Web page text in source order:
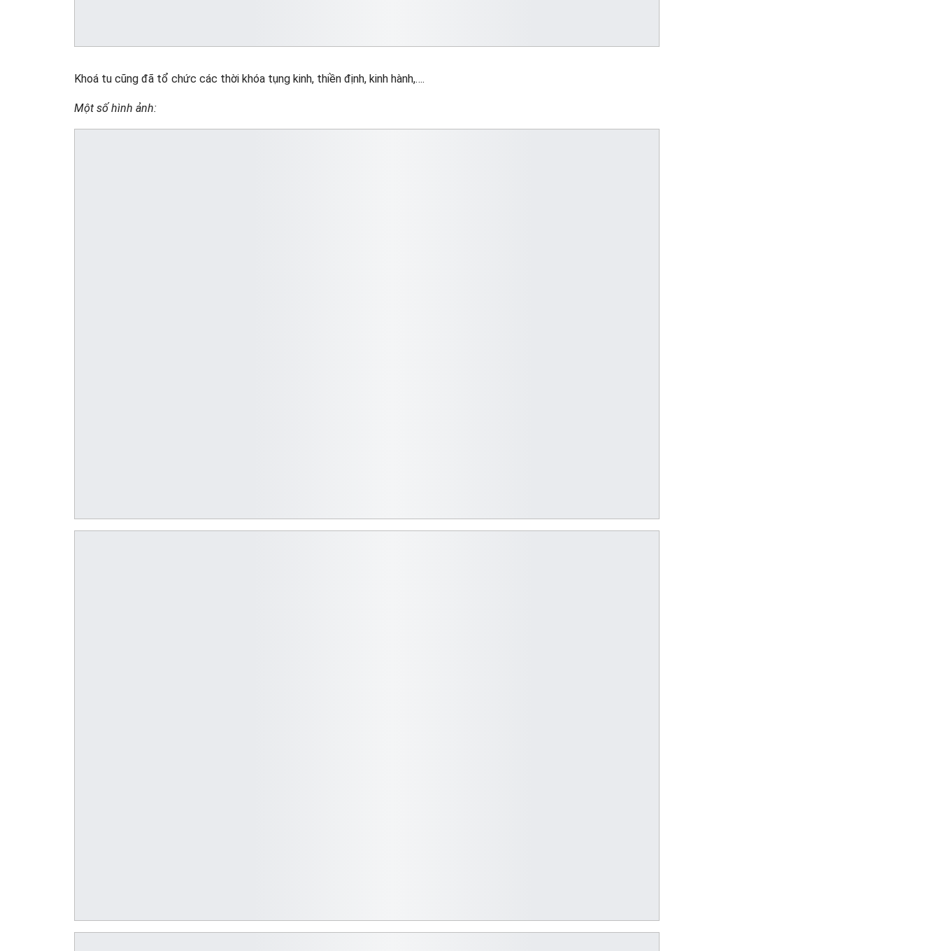
Khoá tu cũng đã tổ chức các thời khóa tụng kinh, thiền định, kinh hành,….
Một số hình ảnh: